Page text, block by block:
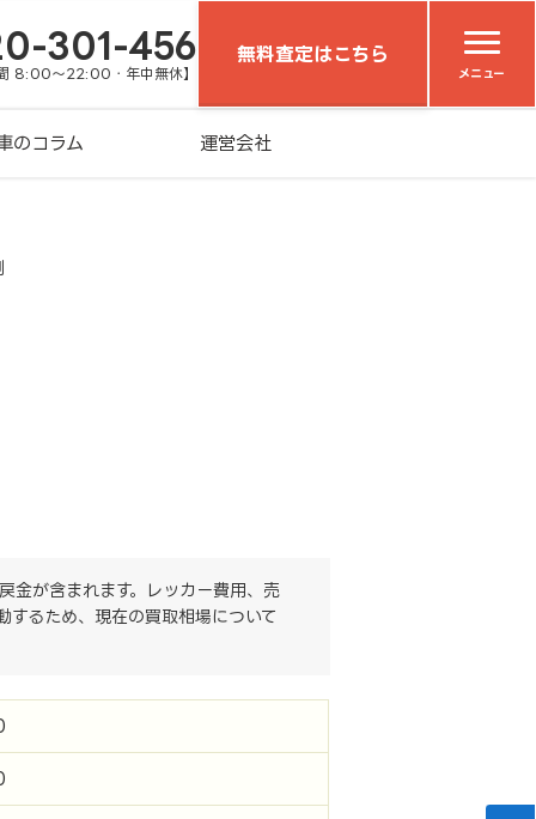
301-456
8:00～22:00・年中無休】
無料査定はこちら
メニュー
のコラム 運営会社
金が含まれます。レッカー費用、売
するため、現在の買取相場について